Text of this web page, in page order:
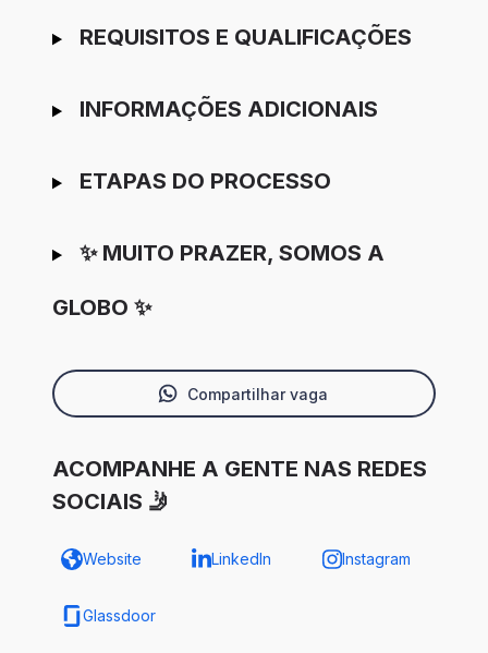
REQUISITOS E QUALIFICAÇÕES
INFORMAÇÕES ADICIONAIS
ETAPAS DO PROCESSO
✨ MUITO PRAZER, SOMOS A
GLOBO ✨
Compartilhar vaga
ACOMPANHE A GENTE NAS REDES
SOCIAIS 🤳
Website LinkedIn Instagram
Glassdoor